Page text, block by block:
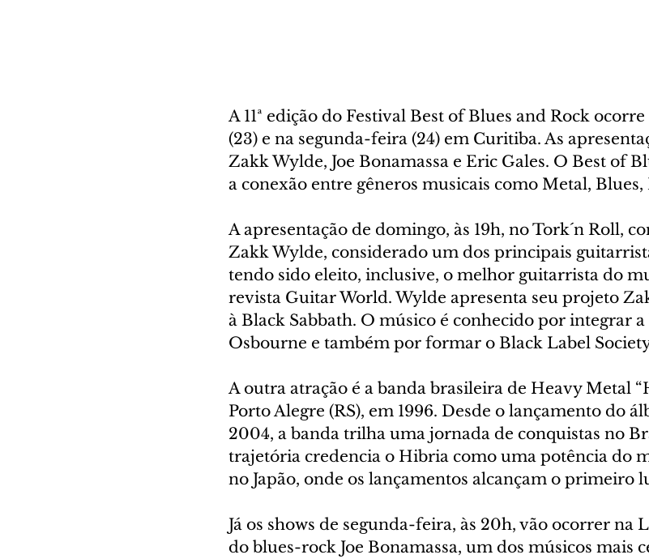
A 11ª edição do Festival Best of Blues and Rock
(23) e na segunda-feira (24) em Curitiba. As
Zakk Wylde, Joe Bonamassa e Eric Gales. O Best of
a conexão entre gêneros musicais como Metal, Blues,
A apresentação de domingo, às 19h, no Tork´n Roll,
Zakk Wylde, considerado um dos principais
tendo sido eleito, inclusive, o melhor guitarrista do
revista Guitar World. Wylde apresenta seu projeto
à Black Sabbath. O músico é conhecido por integrar
Osbourne e também por formar o Black Label
A outra atração é a banda brasileira de Heavy Metal
Porto Alegre (RS), em 1996. Desde o lançamento do
2004, a banda trilha uma jornada de conquistas no
trajetória credencia o Hibria como uma potência do
no Japão, onde os lançamentos alcançam o primeiro
Já os shows de segunda-feira, às 20h, vão ocorrer na
do blues-rock Joe Bonamassa, um dos músicos mais